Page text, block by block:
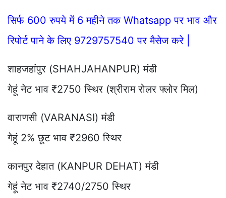
सिर्फ 600 रुपये में 6 महीने तक Whatsapp पर भाव और
रिपोर्ट पाने के लिए 9729757540 पर मैसेज करे |
शाहजहांपुर (SHAHJAHANPUR) मंडी
गेहूं नेट भाव ₹2750 स्थिर (श्रीराम रोलर फ्लोर मिल)
वाराणसी (VARANASI) मंडी
गेहूं 2% छूट भाव ₹2960 स्थिर
कानपुर देहात (KANPUR DEHAT) मंडी
गेहूं नेट भाव ₹2740/2750 स्थिर